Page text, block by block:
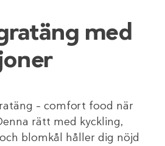
med
– comfort food när
rätt med kyckling,
blomkål håller dig nöjd